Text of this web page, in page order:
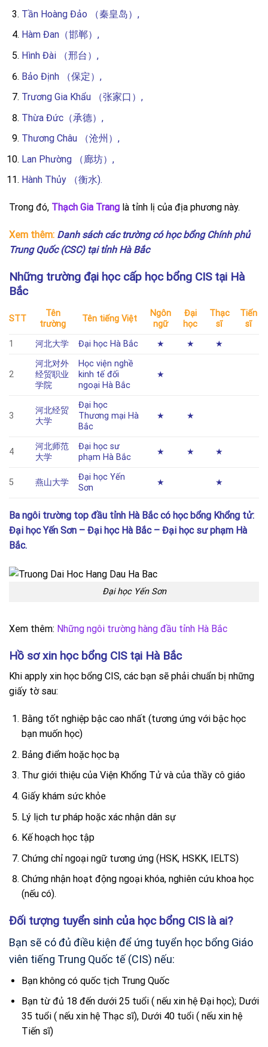
Tần Hoàng Đảo （秦皇岛）,
Hàm Đan（邯郸）,
Hình Đài （邢台）,
Bảo Định （保定）,
Trương Gia Khẩu （张家口）,
Thừa Đức（承德）,
Thương Châu （沧州）,
Lan Phường （廊坊）,
Hành Thủy （衡水).
Trong đó, Thạch Gia Trang là tỉnh lị của địa phương này.
Xem thêm: Danh sách các trường có học bổng Chính phủ
Trung Quốc (CSC) tại tỉnh Hà Bắc
Những trường đại học cấp học bổng CIS tại Hà
Bắc
STT
Tên
trường
Tên tiếng Việt
Ngôn
ngữ
Đại
học
Thạc
sĩ
Tiến
sĩ
1
河北大学 Đại học Hà Bắc ★ ★ ★
2
河北对外
经贸职业
学院
Học viện nghề
kinh tế đối
ngoại Hà Bắc
★
3
河北经贸
大学
Đại học
Thương mại Hà
Bắc
★ ★
4
河北师范
大学
Đại học sư
phạm Hà Bắc
★ ★ ★
5 燕山大学
Đại học Yến
Sơn
★ ★
Ba ngôi trường top đầu tỉnh Hà Bắc có học bổng Khổng tử:
Đại học Yến Sơn – Đại học Hà Bắc – Đại học sư phạm Hà
Bắc.
Đại học Yến Sơn
Xem thêm: Những ngôi trường hàng đầu tỉnh Hà Bắc
Hồ sơ xin học bổng CIS tại Hà Bắc
Khi apply xin học bổng CIS, các bạn sẽ phải chuẩn bị những
giấy tờ sau:
Bằng tốt nghiệp bậc cao nhất (tương ứng với bậc học
bạn muốn học)
Bảng điểm hoặc học bạ
Thư giới thiệu của Viện Khổng Tử và của thầy cô giáo
Giấy khám sức khỏe
Lý lịch tư pháp hoặc xác nhận dân sự
Kế hoạch học tập
Chứng chỉ ngoại ngữ tương ứng (HSK, HSKK, IELTS)
Chứng nhận hoạt động ngoại khóa, nghiên cứu khoa học
(nếu có).
Đối tượng tuyển sinh của học bổng CIS là ai?
Bạn sẽ có đủ điều kiện để ứng tuyển học bổng Giáo
viên tiếng Trung Quốc tế (CIS) nếu:
Bạn không có quốc tịch Trung Quốc
Bạn từ đủ 18 đến dưới 25 tuổi ( nếu xin hệ Đại học); Dưới
35 tuổi ( nếu xin hệ Thạc sĩ), Dưới 40 tuổi ( nếu xin hệ
Tiến sĩ)